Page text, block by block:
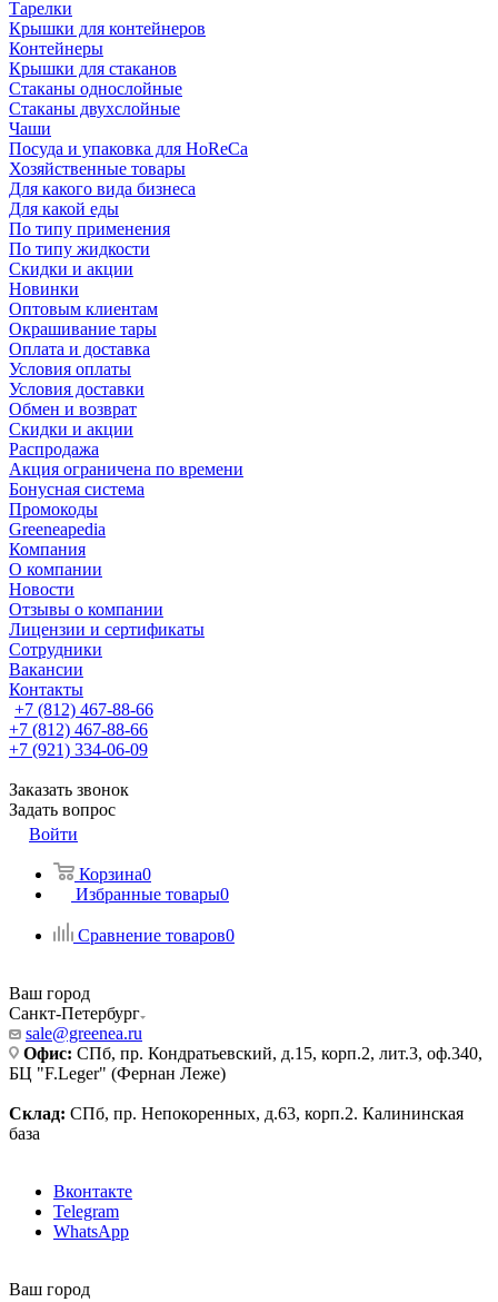
Тарелки
Крышки для контейнеров
Контейнеры
Крышки для стаканов
Стаканы однослойные
Стаканы двухслойные
Чаши
Посуда и упаковка для HoReCa
Хозяйственные товары
Для какого вида бизнеса
Для какой еды
По типу применения
По типу жидкости
Скидки и акции
Новинки
Оптовым клиентам
Окрашивание тары
Оплата и доставка
Условия оплаты
Условия доставки
Обмен и возврат
Скидки и акции
Распродажа
Акция ограничена по времени
Бонусная система
Промокоды
Greeneapedia
Компания
О компании
Новости
Отзывы о компании
Лицензии и сертификаты
Сотрудники
Вакансии
Контакты
+7 (812) 467-88-66
+7 (812) 467-88-66
+7 (921) 334-06-09
Заказать звонок
Задать вопрос
Войти
Корзина0
Избранные товары0
Сравнение товаров0
Ваш город
Санкт-Петербург
sale@greenea.ru
Офис: СПб, пр. Кондратьевский, д.15, корп.2, лит.3, оф.340,
БЦ "F.Leger" (Фернан Леже)
Склад: СПб, пр. Непокоренных, д.63, корп.2. Калининская
база
Вконтакте
Telegram
WhatsApp
Ваш город